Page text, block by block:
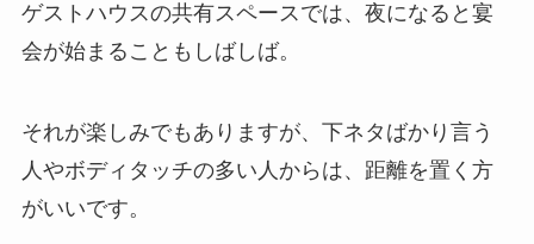
ゲストハウスの共有スペースでは、夜になると宴
会が始まることもしばしば。
それが楽しみでもありますが、下ネタばかり言う
人やボディタッチの多い人からは、距離を置く方
がいいです。